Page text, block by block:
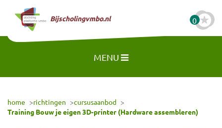
Naar hoofdinhoud
Bijscholingvmbo.nl 0
MENU
home richtingen
cursusaanbod
Training Bouw je eigen 3D-printer (Hardware assembleren)